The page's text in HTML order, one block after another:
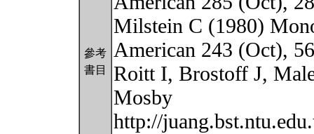
參考
書目
Milstein C (1980)
American 243 (Oct),
Roitt I, Brostoff J,
Mosby
http://